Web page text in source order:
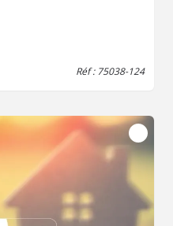
ainsi que d'une chambre
plan) Une
: 253 €/mois (chauffage
double vitrage PVC +
Réf : 75038-124